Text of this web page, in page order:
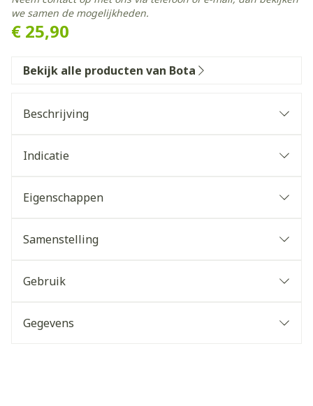
€ 25,90
we samen de mogelijkheden.
Bekijk alle producten van Bota
Beschrijving
Indicatie
Eigenschappen
Samenstelling
Gebruik
Gegevens